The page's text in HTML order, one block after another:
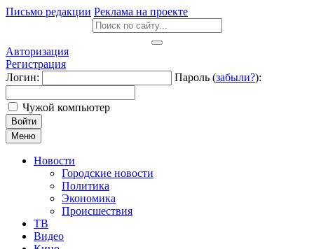
Письмо редакции Реклама на проекте
Авторизация
Регистрация
Логин:
Пароль (забыли?):
Чужой компьютер
Войти
Меню
Новости
Городские новости
Политика
Экономика
Происшествия
ТВ
Видео